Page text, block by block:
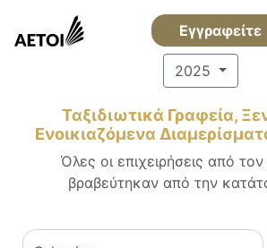
Εγγραφείτε
2025
Ταξιδιωτικά Γραφεία,
Ενοικιαζόμενα
Όλες οι επιχειρήσεις από
βραβεύτηκαν από την